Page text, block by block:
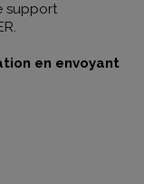
support
en envoyant